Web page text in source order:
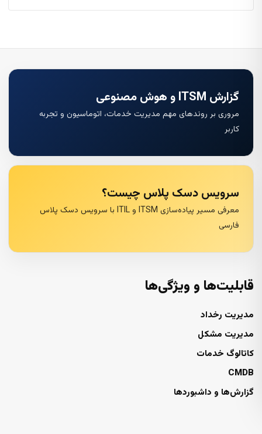
گزارش ITSM و هوش مصنوعی
مروری بر روندهای مهم مدیریت خدمات، اتوماسیون و تجربه
کاربر
سرویس دسک پلاس چیست؟
معرفی مسیر پیاده‌سازی ITSM و ITIL با سرویس دسک پلاس
فارسی
قابلیت‌ها و ویژگی‌ها
مدیریت رخداد
مدیریت مشکل
کاتالوگ خدمات
CMDB
گزارش‌ها و داشبوردها